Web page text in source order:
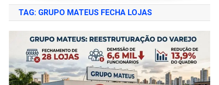
TAG: GRUPO MATEUS FECHA LOJAS